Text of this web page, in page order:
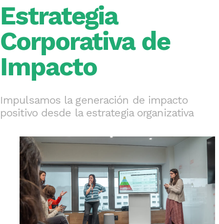
Negocios Inclusivos
Ámbito geográfico de actuación
Estrategia
Corporativa de
Impacto
Impulsamos la generación de impacto
positivo desde la estrategia organizativa